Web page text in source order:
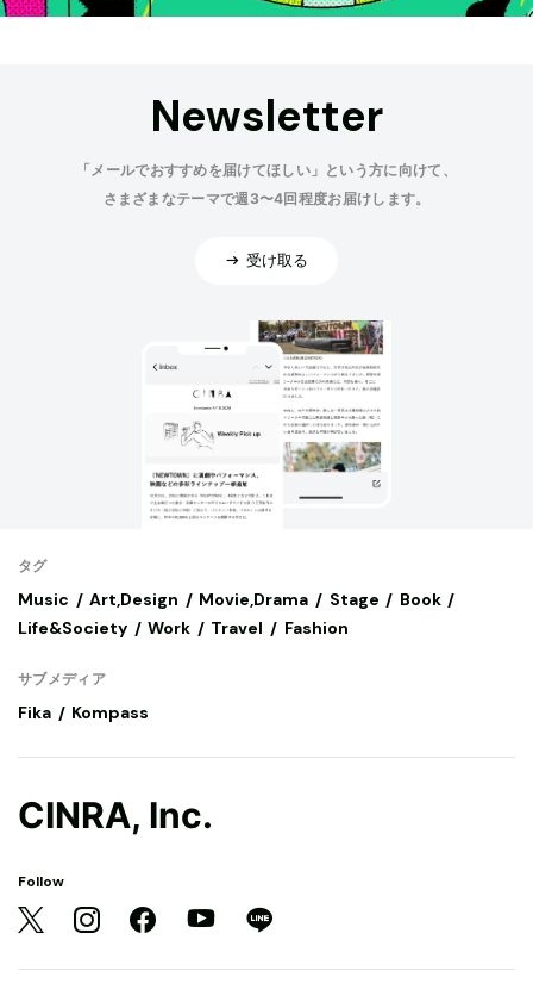
Newsletter
「メールでおすすめを届けてほしい」という方に向けて、
さまざまなテーマで週3〜4回程度お届けします。
受け取る
タグ
Music Art,Design Movie,Drama Stage
Book
Life&Society
Work Travel Fashion
サブメディア
Fika Kompass
CINRA, Inc.
Follow